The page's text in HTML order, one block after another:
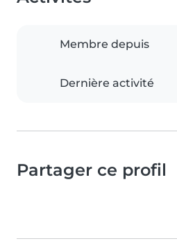
Membre depuis
Dernière activité
Partager ce profil